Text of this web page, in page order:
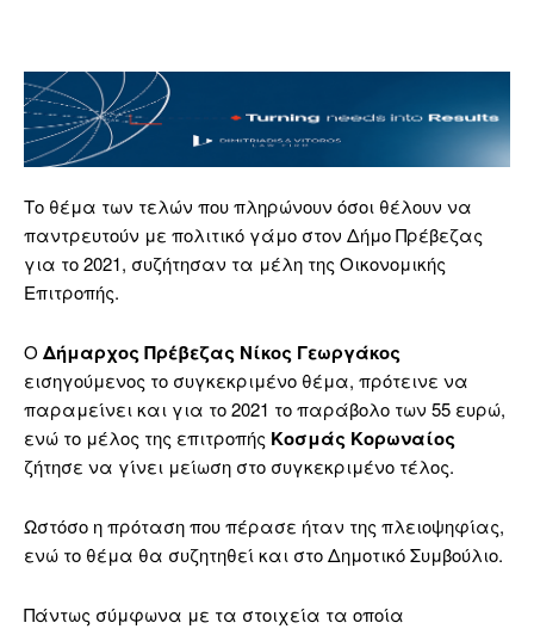
Το θέμα των τελών που πληρώνουν όσοι θέλουν να
παντρευτούν με πολιτικό γάμο στον Δήμο Πρέβεζας
για το 2021, συζήτησαν τα μέλη της Οικονομικής
Επιτροπής.
Ο Δήμαρχος Πρέβεζας Νίκος Γεωργάκος
εισηγούμενος το συγκεκριμένο θέμα, πρότεινε να
παραμείνει και για το 2021 το παράβολο των 55 ευρώ,
ενώ το μέλος της επιτροπής Κοσμάς Κορωναίος
ζήτησε να γίνει μείωση στο συγκεκριμένο τέλος.
Ωστόσο η πρόταση που πέρασε ήταν της πλειοψηφίας,
ενώ το θέμα θα συζητηθεί και στο Δημοτικό Συμβούλιο.
Πάντως σύμφωνα με τα στοιχεία τα οποία